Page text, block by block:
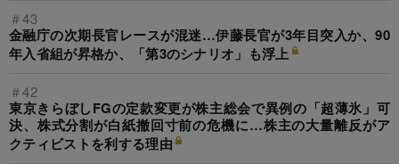
＃43
金融庁の次期長官レースが混迷…伊藤長官が3年目突入か、90
年入省組が昇格か、「第3のシナリオ」も浮上
＃42
東京きらぼしFGの定款変更が株主総会で異例の「超薄氷」可
決、株式分割が白紙撤回寸前の危機に…株主の大量離反がア
クティビストを利する理由